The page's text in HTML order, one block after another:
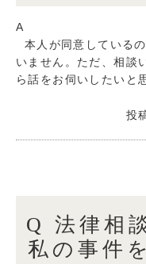
A
本人が同意している
いません。ただ、相談
ら話をお伺いしたいと
投
Q 法律相
私の事件